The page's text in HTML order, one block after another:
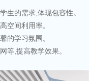
生的需求,体现包容性。
空间利用率。
的学习氛围。
等,提高教学效果。